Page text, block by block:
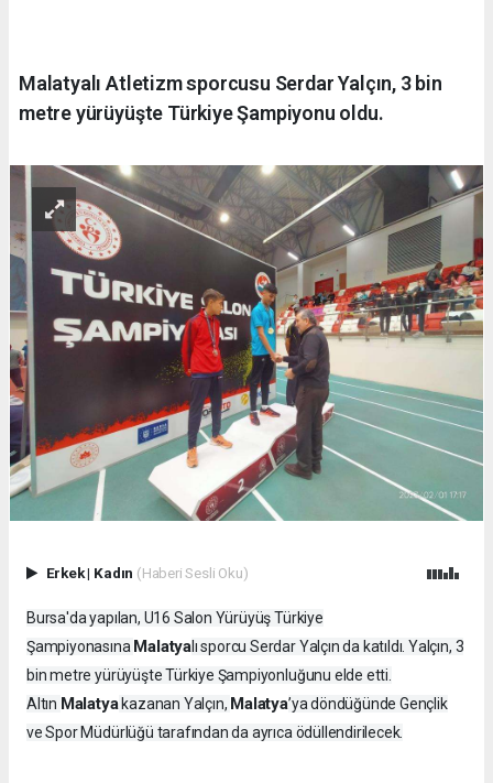
Malatyalı Atletizm sporcusu Serdar Yalçın, 3 bin
metre yürüyüşte Türkiye Şampiyonu oldu.
Erkek| Kadın (Haberi Sesli Oku)
Bursa'da yapılan, U16 Salon Yürüyüş Türkiye
Şampiyonasına Malatyalı sporcu Serdar Yalçın da katıldı. Yalçın, 3
bin metre yürüyüşte Türkiye Şampiyonluğunu elde etti.
Altın Malatyakazanan Yalçın, Malatya’ya döndüğünde Gençlik
ve Spor Müdürlüğü tarafından da ayrıca ödüllendirilecek.